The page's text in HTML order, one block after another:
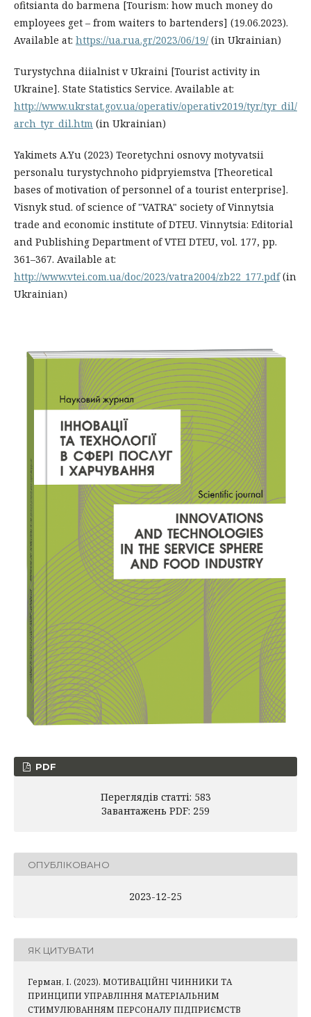
ofitsianta do barmena [Tourism: how much money do
employees get – from waiters to bartenders] (19.06.2023).
Available at: https://ua.rua.gr/2023/06/19/ (in Ukrainian)
Turystychna diialnist v Ukraini [Tourist activity in
Ukraine]. State Statistics Service. Available at:
http://www.ukrstat.gov.ua/operativ/operativ2019/tyr/tyr_dil/
arch_tyr_dil.htm (in Ukrainian)
Yakimets A.Yu (2023) Teoretychni osnovy motyvatsii
personalu turystychnoho pidpryiemstva [Theoretical
bases of motivation of personnel of a tourist enterprise].
Visnyk stud. of science of "VATRA" society of Vinnytsia
trade and economic institute of DTEU. Vinnytsia: Editorial
and Publishing Department of VTEI DTEU, vol. 177, рр.
361–367. Available at:
http://www.vtei.com.ua/doc/2023/vatra2004/zb22_177.pdf(in
Ukrainian)
PDF
Переглядів статті: 583
Завантажень PDF: 259
ОПУБЛІКОВАНО
2023-12-25
ЯК ЦИТУВАТИ
Герман, І. (2023). МОТИВАЦІЙНІ ЧИННИКИ ТА
ПРИНЦИПИ УПРАВЛІННЯ МАТЕРІАЛЬНИМ
СТИМУЛЮВАННЯМ ПЕРСОНАЛУ ПІДПРИЄМСТВ